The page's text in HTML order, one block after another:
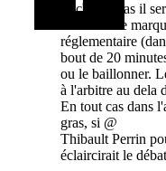
Si c'est la cas il
d'enterrer le
réglementaire
bout de 20
ou le baillonner.
à l'arbitre au dela
En tout cas dans
gras, si @
Thibault Perrin
éclaircirait le